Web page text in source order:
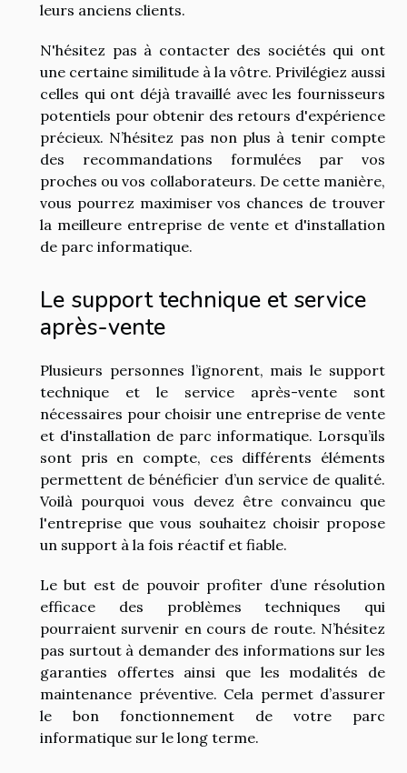
leurs anciens clients.
N'hésitez pas à contacter des sociétés qui ont
une certaine similitude à la vôtre. Privilégiez aussi
celles qui ont déjà travaillé avec les fournisseurs
potentiels pour obtenir des retours d'expérience
précieux. N’hésitez pas non plus à tenir compte
des recommandations formulées par vos
proches ou vos collaborateurs. De cette manière,
vous pourrez maximiser vos chances de trouver
la meilleure entreprise de vente et d'installation
de parc informatique.
Le support technique et service
après-vente
Plusieurs personnes l’ignorent, mais le support
technique et le service après-vente sont
nécessaires pour choisir une entreprise de vente
et d'installation de parc informatique. Lorsqu’ils
sont pris en compte, ces différents éléments
permettent de bénéficier d’un service de qualité.
Voilà pourquoi vous devez être convaincu que
l'entreprise que vous souhaitez choisir propose
un support à la fois réactif et fiable.
Le but est de pouvoir profiter d’une résolution
efficace des problèmes techniques qui
pourraient survenir en cours de route. N’hésitez
pas surtout à demander des informations sur les
garanties offertes ainsi que les modalités de
maintenance préventive. Cela permet d’assurer
le bon fonctionnement de votre parc
informatique sur le long terme.